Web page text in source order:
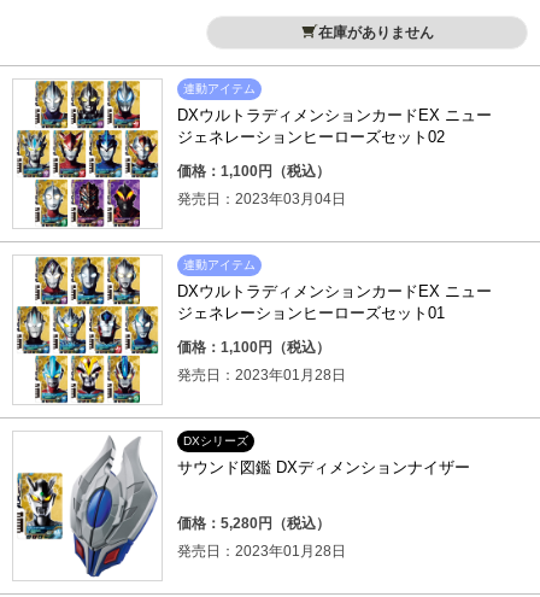
在庫がありません
連動アイテム
DXウルトラディメンションカードEX ニュー
ジェネレーションヒーローズセット02
価格：1,100円（税込）
発売日：2023年03月04日
連動アイテム
DXウルトラディメンションカードEX ニュー
ジェネレーションヒーローズセット01
価格：1,100円（税込）
発売日：2023年01月28日
DXシリーズ
サウンド図鑑 DXディメンションナイザー
価格：5,280円（税込）
発売日：2023年01月28日